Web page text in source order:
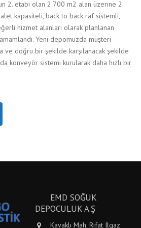
2. etabı olan 2.700 m2 alan üzerine 2
kapasiteli, back to back raf sistemli,
hizmet alanları olarak planlanan
tamamlandı. Yeni depomuzda müşteri
ve doğru bir şekilde karşılanacak şekilde
konveyör sistemi kurularak daha hızlı bir
EMD SOĞUK
DEPOCULUK A.Ş
Kavaklı Mah. Rıfat Ilgaz